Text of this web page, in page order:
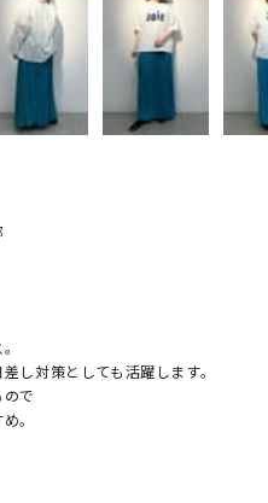
し対策としても活躍します。
で
。